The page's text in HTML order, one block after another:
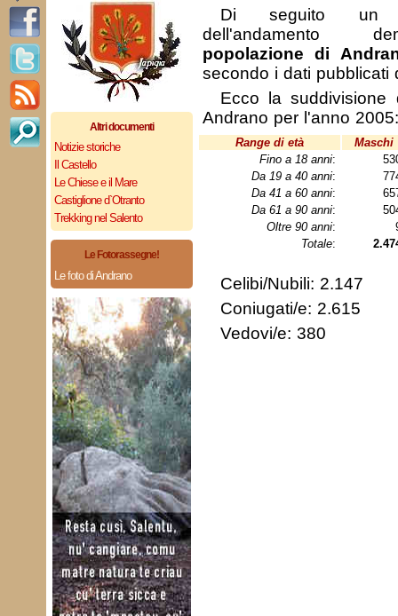
Altri documenti
Notizie storiche
Il Castello
Le Chiese e il Mare
Castiglione d`Otranto
Trekking nel Salento
Le Fotorassegne!
Le foto di Andrano
Di seguito un
dell'andamento
popolazione di
secondo i dati pubblicati
Ecco la suddivisione
Andrano per l'anno 2005:
Range di età
Maschi
Fino a 18 anni:
Da 19 a 40 anni:
Da 41 a 60 anni:
Da 61 a 90 anni:
Oltre 90 anni:
Totale:
Celibi/Nubili: 2.147
Coniugati/e: 2.615
Vedovi/e: 380